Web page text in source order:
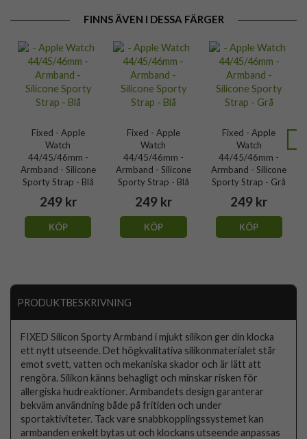
FINNS ÄVEN I DESSA FÄRGER
Fixed - Apple
Watch
44/45/46mm -
Armband - Silicone
Sporty Strap - Blå
249 kr
KÖP
Fixed - Apple
Watch
44/45/46mm -
Armband - Silicone
Sporty Strap - Blå
249 kr
KÖP
Fixed - Apple
Watch
44/45/46mm -
Armband - Silicone
Sporty Strap - Grå
249 kr
KÖP
PRODUKTBESKRIVNING
FIXED Silicon Sporty Armband i mjukt silikon ger din klocka
ett nytt utseende. Det högkvalitativa silikonmaterialet står
emot svett, vatten och mekaniska skador och är lätt att
rengöra. Silikon känns behagligt och minskar risken för
allergiska hudreaktioner. Armbandets design garanterar
bekväm användning både på fritiden och under
sportaktiviteter. Tack vare snabbkopplingssystemet kan
armbanden enkelt bytas ut och klockans utseende anpassas